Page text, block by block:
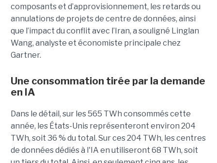
composants et d’approvisionnement, les retards ou
annulations de projets de centre de données, ainsi
que l’impact du conflit avec l’Iran, a souligné Linglan
Wang, analyste et économiste principale chez
Gartner.
Une consommation tirée par la demande
en IA
Dans le détail, sur les 565 TWh consommés cette
année, les États-Unis représenteront environ 204
TWh, soit 36 ​​% du total. Sur ces 204 TWh, les centres
de données dédiés à l'IA en utiliseront 68 TWh, soit